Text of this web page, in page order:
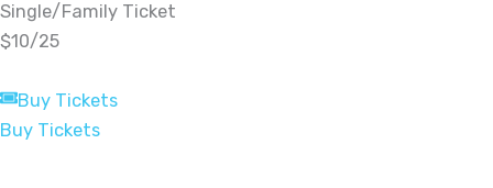
Single/Family Ticket
$10/25
Buy Tickets
Buy Tickets